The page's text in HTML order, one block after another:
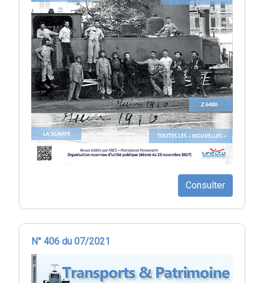
Consulter
N° 406 du 07/2021